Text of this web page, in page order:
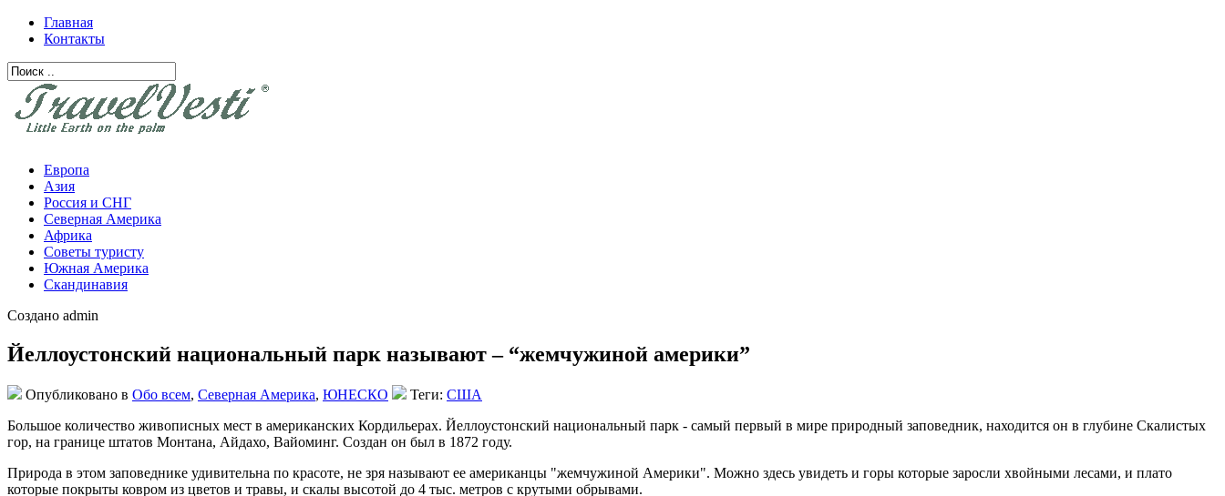
Главная
Контакты
Европа
Азия
Россия и СНГ
Северная Америка
Африка
Советы туристу
Южная Америка
Скандинавия
Создано admin
Йеллоустонский национальный парк называют – “жемчужиной америки”
Опубликовано в Обо всем, Северная Америка, ЮНЕСКО Теги: США
Большое количество живописных мест в американских Кордильерах. Йеллоустонский национальный парк - самый первый в мире природный заповедник, находится он в глубине Скалистых
гор, на границе штатов Монтана, Айдахо, Вайоминг. Создан он был в 1872 году.
Природа в этом заповеднике удивительна по красоте, не зря называют ее американцы "жемчужиной Америки". Можно здесь увидеть и горы которые заросли хвойными лесами, и плато
которые покрыты ковром из цветов и травы, и скалы высотой до 4 тыс. метров с крутыми обрывами.